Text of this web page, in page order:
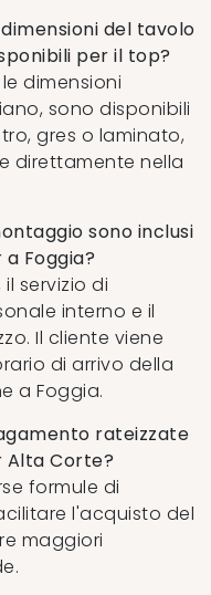
del tavolo
per il top?
dimensioni
sono disponibili
gres o laminato,
direttamente nella
sono inclusi
Foggia?
servizio di
interno e il
Il cliente viene
di arrivo della
a Foggia.
rateizzate
Alta Corte?
formule di
l'acquisto del
maggiori